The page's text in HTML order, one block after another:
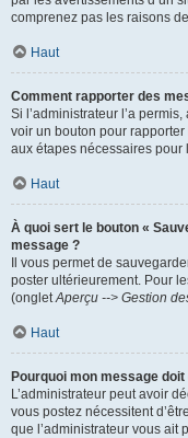
comprenez pas les raisons
Haut
Comment rapporter des
Si l’administrateur l’a
voir un bouton pour
aux étapes nécessaires pour
Haut
À quoi sert le bouton «
message ?
Il vous permet de
poster ultérieurement. Pour
(ongletAperçu --> Gestion
Haut
Pourquoi mon message
L’administrateur peut avoir
vous postez nécessitent
que l’administrateur vous ait